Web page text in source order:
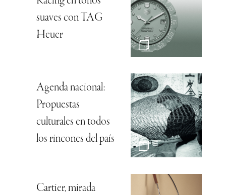
suaves con TAG
Heuer
Agenda nacional:
Propuestas
culturales en todos
los rincones del país
Cartier, mirada